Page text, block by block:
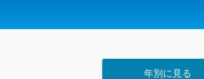
年別に見る